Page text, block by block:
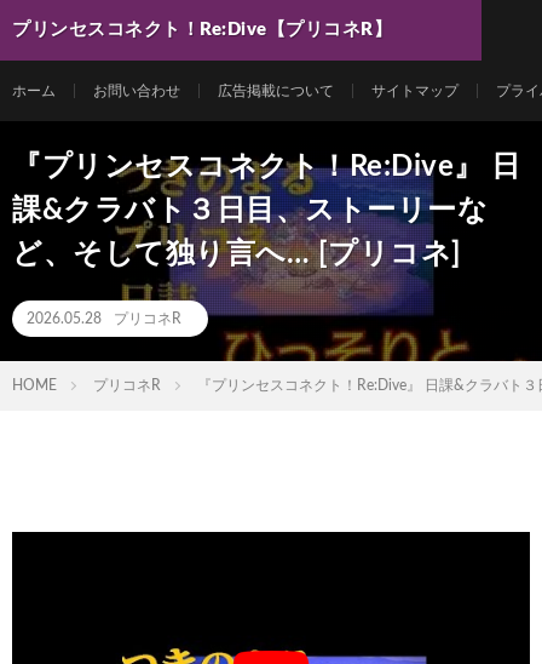
プリンセスコネクト！Re:Dive【プリコネR】
ホーム お問い合わせ 広告掲載について サイトマップ プラ
『プリンセスコネクト！Re:Dive』 日
課&クラバト３日目、ストーリーな
ど、そして独り言へ… [プリコネ]
2026.05.28 プリコネR
HOME プリコネR 『プリンセスコネクト！Re:Dive』 日課&クラバト